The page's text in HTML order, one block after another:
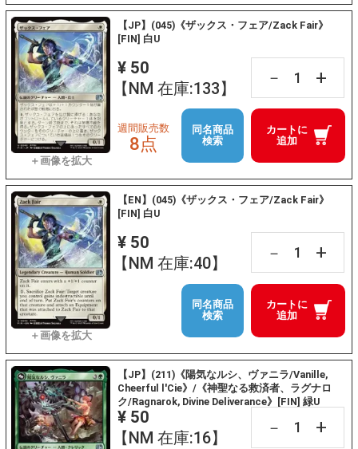
【JP】(045)《ザックス・フェア/Zack Fair》
[FIN] 白U
¥ 50
【NM 在庫:133】
－ +
カートに
追加
週間販売数
8点
同名商品
検索
【EN】(045)《ザックス・フェア/Zack Fair》
[FIN] 白U
¥ 50
【NM 在庫:40】
－ +
カートに
追加
同名商品
検索
【JP】(211)《陽気なルシ、ヴァニラ/Vanille,
Cheerful l'Cie》/《神聖なる救済者、ラグナロ
ク/Ragnarok, Divine Deliverance》[FIN] 緑U
¥ 50
【NM 在庫:16】
－ +